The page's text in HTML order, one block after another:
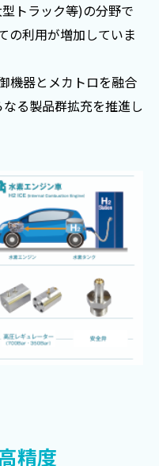
トラック等)の分野で
の利用が増加していま
機器とメカトロを融合
る製品群拡充を推進し
精度